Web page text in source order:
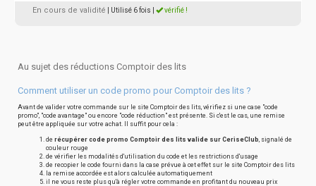
En cours de validité | Utilisé 6 fois vérifié !
Au sujet des réductions Comptoir des lits
Comment utiliser un code promo pour Comptoir des lits ?
Avant de valider votre commande sur le site Comptoir des lits, vérifiez si une case "code
promo", "code avantage" ou encore "code réduction" est présente. Si c'est le cas, une remise
peut être appliquée sur votre achat. Il suffit pour cela :
de récupérer code promo Comptoir des lits valide sur CeriseClub, signalé de
couleur rouge
de vérifier les modalités d'utilisation du code et les restrictions d'usage
de recopier le code fourni dans la case prévue à cet effet sur le site Comptoir des lits
la remise accordée est alors calculée automatiquement
il ne vous reste plus qu'à régler votre commande en profitant du nouveau prix